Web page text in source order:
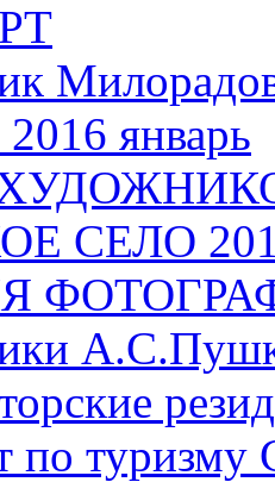
январь
СЕЛО
по туризму